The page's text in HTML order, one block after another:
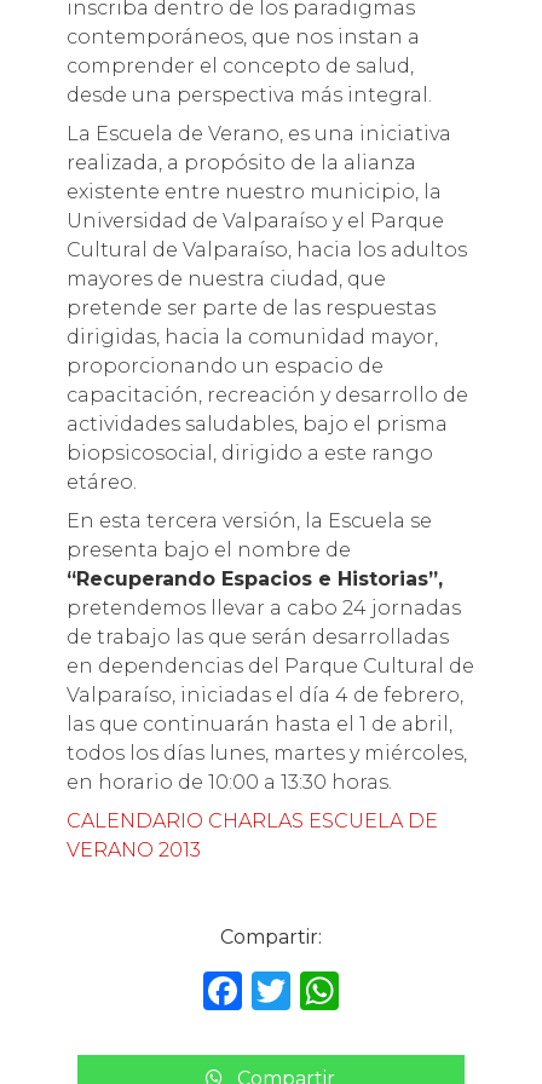
inscriba dentro de los paradigmas
contemporáneos, que nos instan a
comprender el concepto de salud,
desde una perspectiva más integral.
La Escuela de Verano, es una iniciativa
realizada, a propósito de la alianza
existente entre nuestro municipio, la
Universidad de Valparaíso y el Parque
Cultural de Valparaíso, hacia los adultos
mayores de nuestra ciudad, que
pretende ser parte de las respuestas
dirigidas, hacia la comunidad mayor,
proporcionando un espacio de
capacitación, recreación y desarrollo de
actividades saludables, bajo el prisma
biopsicosocial, dirigido a este rango
etáreo.
En esta tercera versión, la Escuela se
presenta bajo el nombre de
“Recuperando Espacios e Historias”,
pretendemos llevar a cabo 24 jornadas
de trabajo las que serán desarrolladas
en dependencias del Parque Cultural de
Valparaíso, iniciadas el día 4 de febrero,
las que continuarán hasta el 1 de abril,
todos los días lunes, martes y miércoles,
en horario de 10:00 a 13:30 horas.
CALENDARIO CHARLAS ESCUELA DE
VERANO 2013
Compartir:
F
c
T
it
W
a
Compartir